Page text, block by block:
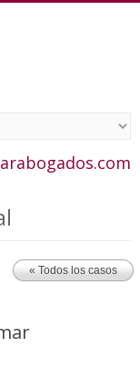
« Todos los casos